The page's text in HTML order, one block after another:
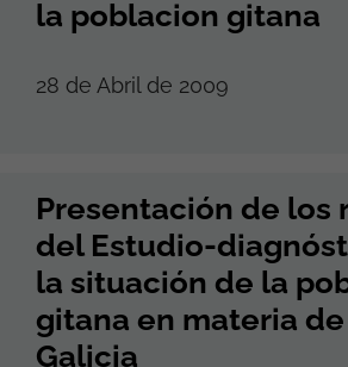
la poblacion gitana
28 de Abril de 2009
Presentación de los
del Estudio-
la situación de la
gitana en materia
Galicia